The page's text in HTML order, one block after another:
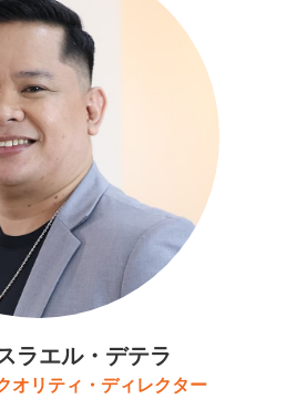
ラエル・デテラ
オリティ・ディレクター